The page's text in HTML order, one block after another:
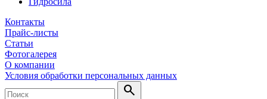
Контакты
Прайс-листы
Статьи
Фотогалерея
О компании
Условия обработки персональных данных
search